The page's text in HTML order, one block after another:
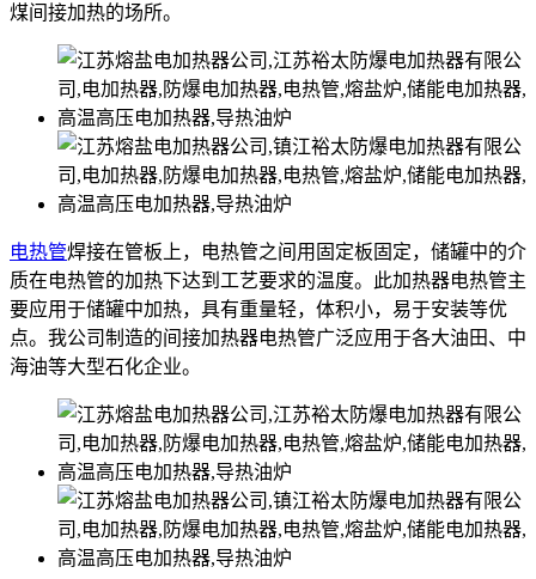
煤间接加热的场所。
电热管焊接在管板上，电热管之间用固定板固定，储罐中的介
质在电热管的加热下达到工艺要求的温度。此加热器电热管主
要应用于储罐中加热，具有重量轻，体积小，易于安装等优
点。我公司制造的间接加热器电热管广泛应用于各大油田、中
海油等大型石化企业。